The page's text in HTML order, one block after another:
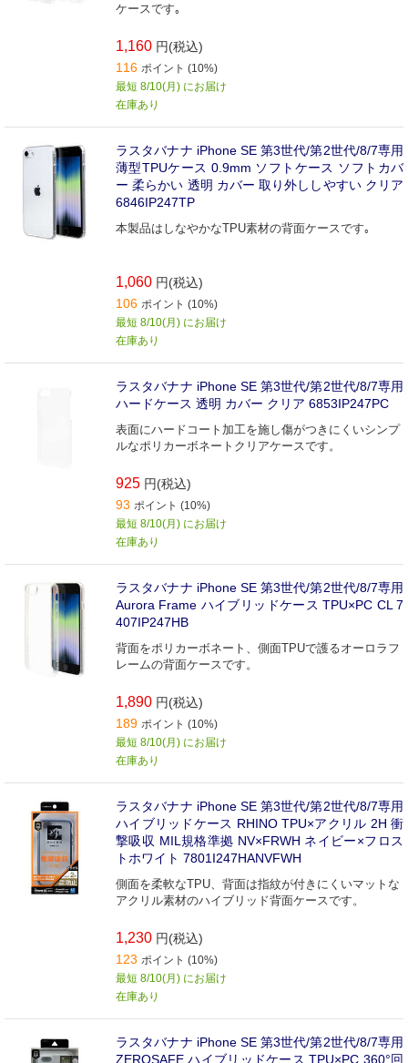
ケースです｡
1,160 円(税込)
116 ポイント (10%)
最短 8/10(月) にお届け
在庫あり
ラスタバナナ iPhone SE 第3世代/第2世代/8/7専用
薄型TPUケース 0.9mm ソフトケース ソフトカバ
ー 柔らかい 透明 カバー 取り外ししやすい クリア
6846IP247TP
本製品はしなやかなTPU素材の背面ケースです｡
1,060 円(税込)
106 ポイント (10%)
最短 8/10(月) にお届け
在庫あり
ラスタバナナ iPhone SE 第3世代/第2世代/8/7専用
ハードケース 透明 カバー クリア 6853IP247PC
表面にハードコート加工を施し傷がつきにくいシンプ
ルなポリカーボネートクリアケースです。
925 円(税込)
93 ポイント (10%)
最短 8/10(月) にお届け
在庫あり
ラスタバナナ iPhone SE 第3世代/第2世代/8/7専用
Aurora Frame ハイブリッドケース TPU×PC CL 7
407IP247HB
背面をポリカーボネート、側面TPUで護るオーロラフ
レームの背面ケースです。
1,890 円(税込)
189 ポイント (10%)
最短 8/10(月) にお届け
在庫あり
ラスタバナナ iPhone SE 第3世代/第2世代/8/7専用
ハイブリッドケース RHINO TPU×アクリル 2H 衝
撃吸収 MIL規格準拠 NV×FRWH ネイビー×フロス
トホワイト 7801I247HANVFWH
側面を柔軟なTPU、背面は指紋が付きにくいマットな
アクリル素材のハイブリッド背面ケースです。
1,230 円(税込)
123 ポイント (10%)
最短 8/10(月) にお届け
在庫あり
ラスタバナナ iPhone SE 第3世代/第2世代/8/7専用
ZEROSAFE ハイブリッドケース TPU×PC 360°回